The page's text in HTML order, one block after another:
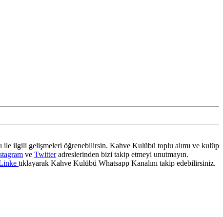
ile ilgili gelişmeleri öğrenebilirsin. Kahve Kulübü toplu alımı ve kulüp
ve Twitteradreslerinden bizi takip etmeyi unutmayın.
tıklayarak Kahve Kulübü Whatsapp Kanalını takip edebilirsiniz.